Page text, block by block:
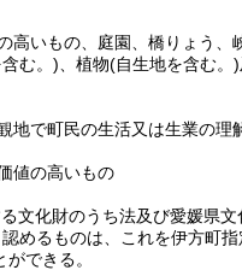
いもの、庭園、橋りょう
む。) 、植物(自生地を含む。)
で町民の生活又は生業の理
値の高いもの
文化財のうち法及び愛媛県文
めるものは、これを伊方町
できる。